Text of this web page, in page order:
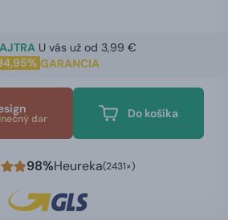
U vás už od 3,99 €
GARANCIA
dar Do košíka
98%Heureka(2431×)